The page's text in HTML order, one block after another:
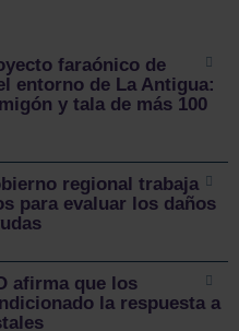
faraónico de
entorno de La Antigua:
y tala de más 100
regional trabaja
para evaluar los daños
afirma que los
la respuesta a